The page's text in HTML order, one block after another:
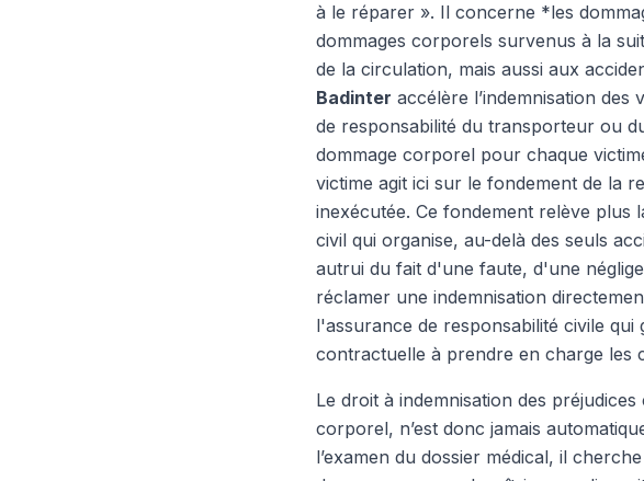
à le réparer ». Il concerne *les
dommages corporels survenus à la
de la circulation, mais aussi aux
Badinter accélère l’indemnisation des
de responsabilité du transporteur ou
dommage corporel pour chaque
victime agit ici sur le fondement de la
inexécutée. Ce fondement relève plus
civil qui organise, au-delà des seuls
autrui du fait d'une faute, d'une
réclamer une indemnisation
l'assurance de responsabilité civile
contractuelle à prendre en charge les
Le droit à indemnisation des
corporel, n’est donc jamais
l’examen du dossier médical, il